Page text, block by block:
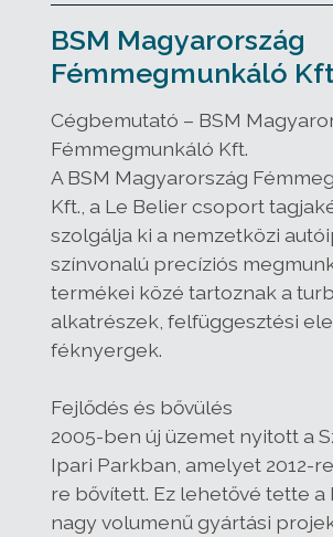
BSM Magyarország
Fémmegmunkáló
Cégbemutató – BSM
Fémmegmunkáló Kft.
A BSM Magyarország
Kft., a Le Belier csoport
szolgálja ki a nemzetközi
színvonalú precíziós
termékei közé tartoznak a
alkatrészek, felfüggesztési
féknyergek.
Fejlődés és bővülés
2005-ben új üzemet nyitott a
Ipari Parkban, amelyet 2012-
re bővített. Ez lehetővé tette a
nagy volumenű gyártási